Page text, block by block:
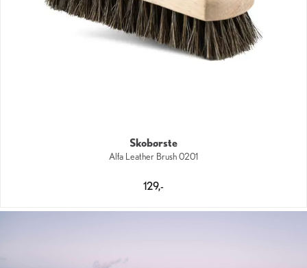
Skobørste
Alfa Leather Brush 0201
129,-